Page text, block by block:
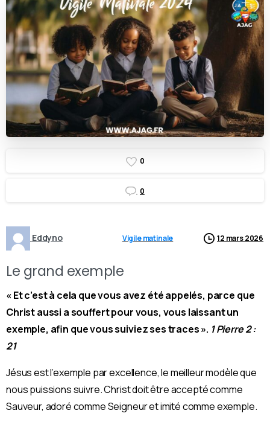
0
0
Eddyno Vigile matinale 12 mars 2026
Le grand exemple
« Et c’est à cela que vous avez été appelés, parce que
Christ aussi a souffert pour vous, vous laissant un
exemple, afin que vous suiviez ses traces ». 1 Pierre 2 :
21
Jésus est l’exemple par excellence, le meilleur modèle que
nous puissions suivre. Christ doit être accepté comme
Sauveur, adoré comme Seigneur et imité comme exemple.